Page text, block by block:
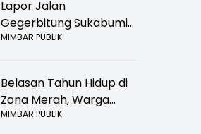
Lapor Jalan
Gegerbitung Sukabumi
Bolong! Bahaya Bagi
MIMBAR PUBLIK
Belasan Tahun Hidup di
Zona Merah, Warga
Kampung Nangewer
MIMBAR PUBLIK